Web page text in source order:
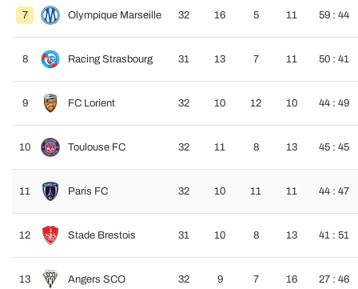
7 Olympique Marseille 32 16 5 11 59 : 44
8 Racing Strasbourg 31 13 7 11 50 : 41
9 FC Lorient 32 10 12 10 44 : 49
10 Toulouse FC 32 11 8 13 45 : 45
11 Paris FC 32 10 11 11 44 : 47
12 Stade Brestois 31 10 8 13 41 : 51
13 Angers SCO 32 9 7 16 27 : 46